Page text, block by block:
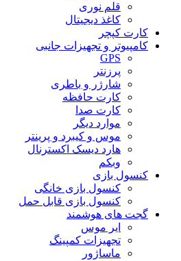
قلم نوری
کاغذ دیجیتال
کارت کپچر
کامپیوتر و تجهیزات جانبی
GPS
پرزنتر
شارژر و باطری
کارت حافظه
کارت صدا
موارد دیگر
موس و کیبرد و پرینتر
هارد دیسک اکسترنال
وبکم
کنسول بازی
کنسول بازی خانگی
کنسول بازی قابل حمل
گجت های هوشمند
ایر موس
تجهیزات کمپینگ
ماساژور